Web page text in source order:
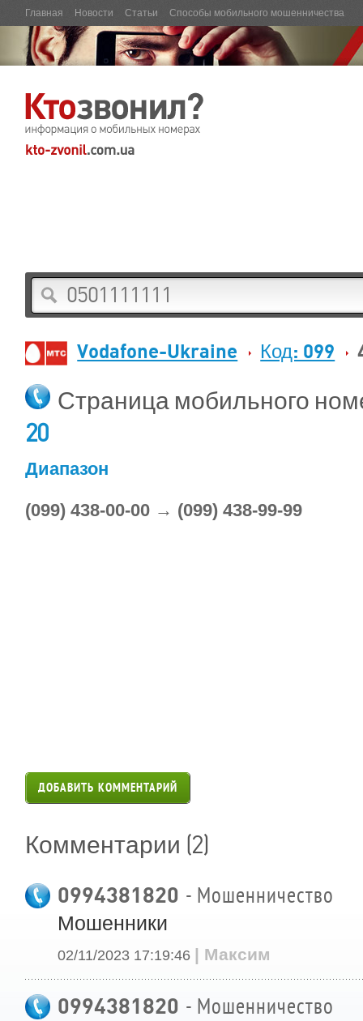
Главная Новости Статьи Способы мобильного мошенничества
Vodafone-Ukraine Код: 099
Страница мобильного
20
Диапазон
(099) 438-00-00 → (099) 438-99-99
ДОБАВИТЬ КОММЕНТАРИЙ
Комментарии (2)
0994381820 - Мошенничество
Мошенники
02/11/2023 17:19:46 | Максим
0994381820 - Мошенничество